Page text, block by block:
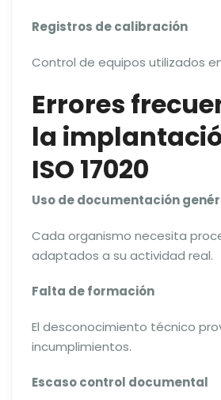
Registros de calibración
Control de equipos utilizados
Errores
la
ISO 17020
Uso de documentación
Cada organismo necesita
adaptados a su actividad real.
Falta de formación
El desconocimiento técnico
incumplimientos.
Escaso control documental